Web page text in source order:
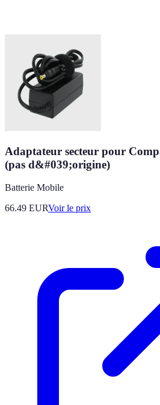
Adaptateur secteur pour
(pas d&#039;origine)
Batterie Mobile
66.49 EURVoir le prix